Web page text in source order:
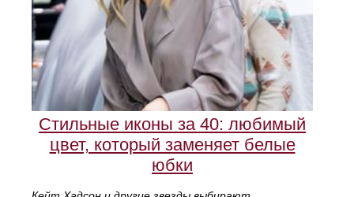
Стильные иконы за 40: любимый
цвет, который заменяет белые
юбки